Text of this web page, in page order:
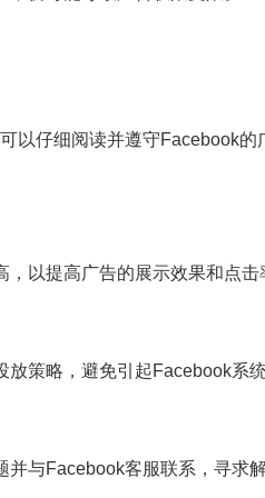
以仔细阅读并遵守Facebook
以提高广告的展示效果和点击
策略，避免引起Facebook系统
与Facebook客服联系，寻求解